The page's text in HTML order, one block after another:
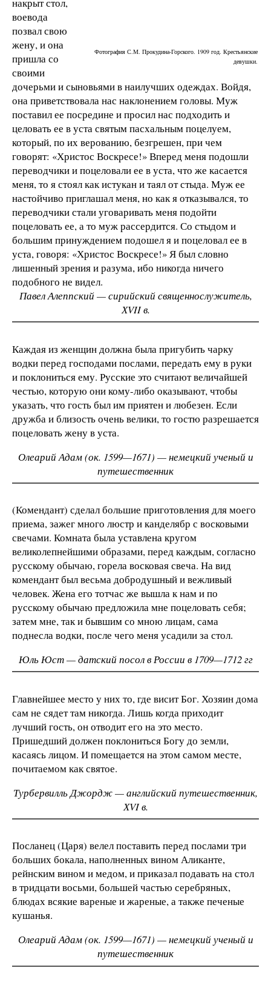
Фотография С.М. Прокудина-Горского. 1909 год. Крестьянские
девушки.
воевода
позвал свою
жену, и она
пришла со
своими
дочерьми и сыновьями в наилучших одеждах. Войдя,
она приветствовала нас наклонением головы. Муж
поставил ее посредине и просил нас подходить и
целовать ее в уста святым пасхальным поцелуем,
который, по их верованию, безгрешен, при чем
говорят: «Христос Воскресе!» Вперед меня подошли
переводчики и поцеловали ее в уста, что же касается
меня, то я стоял как истукан и таял от стыда. Муж ее
настойчиво приглашал меня, но как я отказывался, то
переводчики стали уговаривать меня подойти
поцеловать ее, а то муж рассердится. Со стыдом и
большим принуждением подошел я и поцеловал ее в
уста, говоря: «Христос Воскресе!» Я был словно
лишенный зрения и разума, ибо никогда ничего
подобного не видел.
Павел Алеппский — сирийский священнослужитель,
ХVII в.
Каждая из женщин должна была пригубить чарку
водки перед господами послами, передать ему в руки
и поклониться ему. Русские это считают величайшей
честью, которую они кому-либо оказывают, чтобы
указать, что гость был им приятен и любезен. Если
дружба и близость очень велики, то гостю разрешается
поцеловать жену в уста.
Олеарий Адам (ок. 1599—1671) — немецкий ученый и
путешественник
(Комендант) сделал большие приготовления для моего
приема, зажег много люстр и канделябр с восковыми
свечами. Комната была уставлена кругом
великолепнейшими образами, перед каждым, согласно
русскому обычаю, горела восковая свеча. На вид
комендант был весьма добродушный и вежливый
человек. Жена его тотчас же вышла к нам и по
русскому обычаю предложила мне поцеловать себя;
затем мне, так и бывшим со мною лицам, сама
поднесла водки, после чего меня усадили за стол.
Юль Юст — датский посол в России в 1709—1712 гг
Главнейшее место у них то, где висит Бог. Хозяин дома
сам не сядет там никогда. Лишь когда приходит
лучший гость, он отводит его на это место.
Пришедший должен поклониться Богу до земли,
касаясь лицом. И помещается на этом самом месте,
почитаемом как святое.
Турбервилль Джордж — английский путешественник,
ХVI в.
Посланец (Царя) велел поставить перед послами три
больших бокала, наполненных вином Аликанте,
рейнским вином и медом, и приказал подавать на стол
в тридцати восьми, большей частью серебряных,
блюдах всякие вареные и жареные, а также печеные
кушанья.
Олеарий Адам (ок. 1599—1671) — немецкий ученый и
путешественник